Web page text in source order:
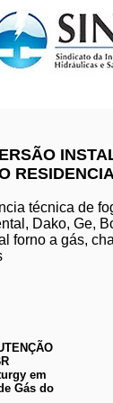
técnica de
Dako, Ge,
forno a gás,
em
Gás do